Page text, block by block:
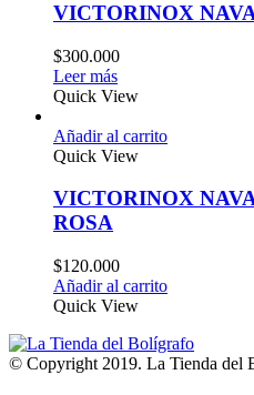
VICTORINOX
$300.000
Leer más
Quick View
Añadir al carrito
Quick View
VICTORINOX
ROSA
$120.000
Añadir al carrito
Quick View
© Copyright 2019. La Tienda del